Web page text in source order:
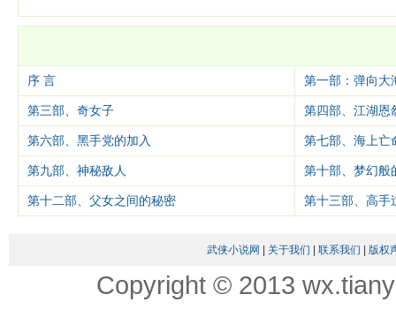
序 言 第一部：弹向大
第三部、奇女子 第四部、江湖恩
第六部、黑手党的加入 第七部、海上亡
第九部、神秘敌人 第十部、梦幻般
第十二部、父女之间的秘密 第十三部、高手
武侠小说网 关于我们 联系我们 版权
Copyright © 2013